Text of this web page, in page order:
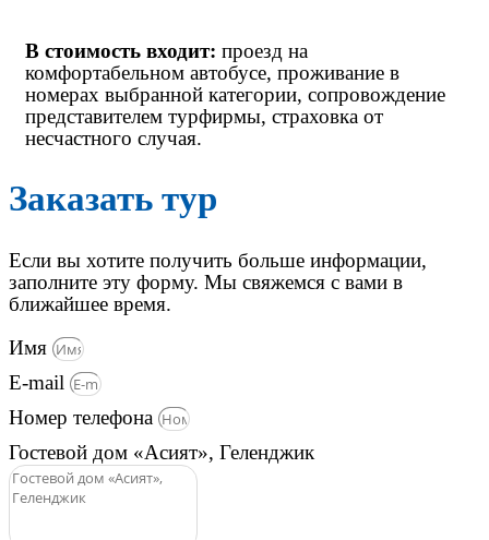
В стоимость входит: проезд на
комфортабельном автобусе, проживание в
номерах выбранной категории, сопровождение
представителем турфирмы, страховка от
несчастного случая.
Заказать тур
Если вы хотите получить больше информации,
заполните эту форму. Мы свяжемся с вами в
ближайшее время.
Имя
E-mail
Номер телефона
Гостевой дом «Асият», Геленджик